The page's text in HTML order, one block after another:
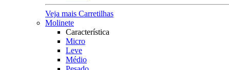
Veja mais Carretilhas
Molinete
Característica
Micro
Leve
Médio